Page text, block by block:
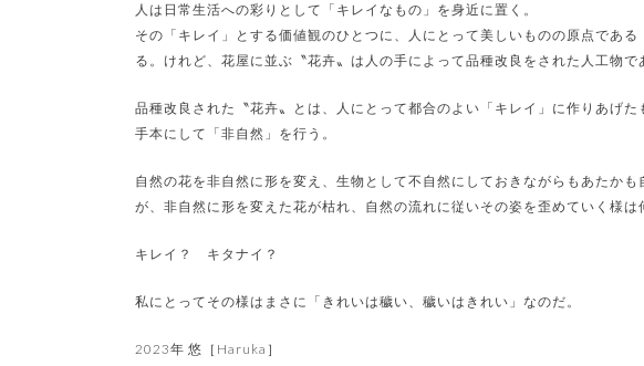
人は日常生活への彩りとして「キレイなもの」を身近に置く。
その「キレイ」とする価値観のひとつに、人にとって美しいものの原点であ
る。けれど、花屋に並ぶ〝花卉〟は人の手によって品種改良をされた人工物で
品種改良された〝花卉〟とは、人にとって都合のよい「キレイ」に作りあげ
手本にして「非自然」を行う。
自然の花を非自然に形を変え、生物として不自然にしておきながらもあたか
が、非自然に形を変えた花が枯れ、自然の流れに従いその姿を歪めていく様は
キレイ？ キタナイ？
私にとってその様はまさに「きれいは穢い、穢いはきれい」なのだ。
2023年 悠［Haruka］